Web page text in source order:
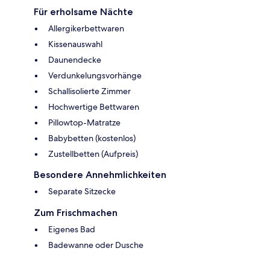
Für erholsame Nächte
Allergikerbettwaren
Kissenauswahl
Daunendecke
Verdunkelungsvorhänge
Schallisolierte Zimmer
Hochwertige Bettwaren
Pillowtop-Matratze
Babybetten (kostenlos)
Zustellbetten (Aufpreis)
Besondere Annehmlichkeiten
Separate Sitzecke
Zum Frischmachen
Eigenes Bad
Badewanne oder Dusche